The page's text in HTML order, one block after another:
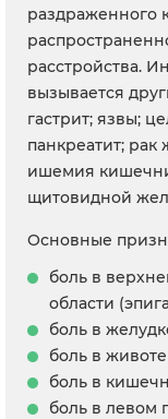
раздраженного
расстройства.
вызывается
гастрит; язвы;
панкреатит; рак
ишемия
щитовидной
Основные
боль в
области
боль в
боль в животе
боль в
боль в левом